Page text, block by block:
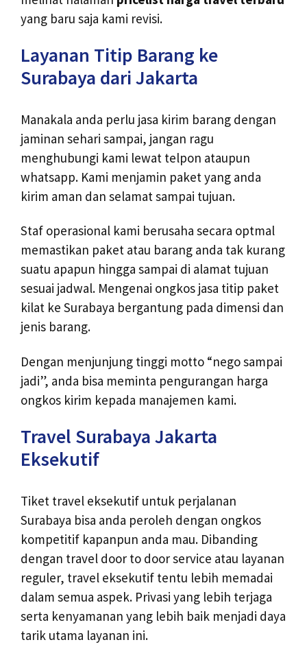
yang baru saja kami revisi.
Layanan Titip Barang ke
Surabaya dari Jakarta
Manakala anda perlu jasa kirim barang dengan
jaminan sehari sampai, jangan ragu
menghubungi kami lewat telpon ataupun
whatsapp. Kami menjamin paket yang anda
kirim aman dan selamat sampai tujuan.
Staf operasional kami berusaha secara optmal
memastikan paket atau barang anda tak kurang
suatu apapun hingga sampai di alamat tujuan
sesuai jadwal. Mengenai ongkos jasa titip paket
kilat ke Surabaya bergantung pada dimensi dan
jenis barang.
Dengan menjunjung tinggi motto “nego sampai
jadi”, anda bisa meminta pengurangan harga
ongkos kirim kepada manajemen kami.
Travel Surabaya Jakarta
Eksekutif
Tiket travel eksekutif untuk perjalanan
Surabaya bisa anda peroleh dengan ongkos
kompetitif kapanpun anda mau. Dibanding
dengan travel door to door service atau layanan
reguler, travel eksekutif tentu lebih memadai
dalam semua aspek. Privasi yang lebih terjaga
serta kenyamanan yang lebih baik menjadi daya
tarik utama layanan ini.